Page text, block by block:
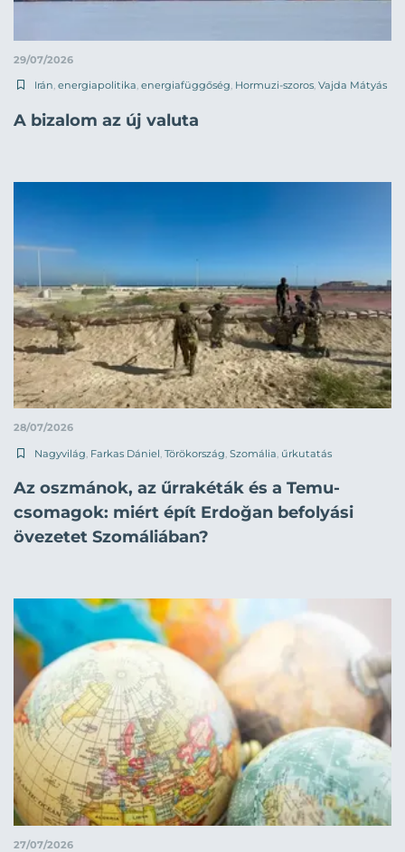
29/07/2026
Irán, energiapolitika, energiafüggőség, Hormuzi-szoros, Vajda Mátyás
A bizalom az új valuta
28/07/2026
Nagyvilág Farkas Dániel Törökország Szomália űrkutatás
Az oszmánok, az űrrakéták és a Temu-
csomagok: miért épít Erdoğan befolyási
övezetet Szomáliában?
27/07/2026